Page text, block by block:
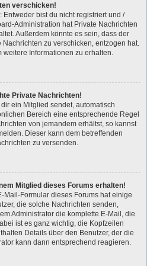
verschicken!
bist du nicht registriert und /
Administration hat Private Nachrichten
Außerdem könnte es sein, dass der
zu verschicken, entzogen hat.
Informationen zu erhalten.
Private Nachrichten!
ein Mitglied sendet, automatisch
Bereich eine entsprechende Regel
von jemandem erhältst, so kannst
Dieser kann dem betreffenden
zu versenden.
Mitglied dieses Forums erhalten!
Mail-Formular dieses Forums hat einige
die solche Nachrichten senden,
Administrator die komplette E-Mail, die
ist es ganz wichtig, die Kopfzeilen
Details über den Benutzer, der die
kann dann entsprechend reagieren.